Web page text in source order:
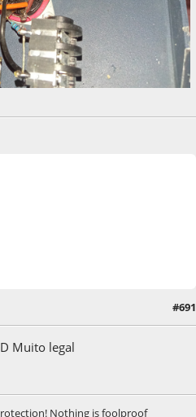
#691
Muito legal
Nothing is foolproof